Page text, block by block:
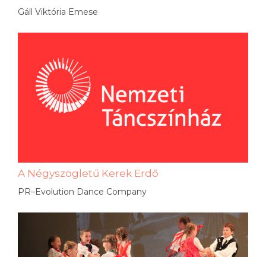
Gáll Viktória Emese
A Négyszögletű Kerek Erdő
PR–Evolution Dance Company